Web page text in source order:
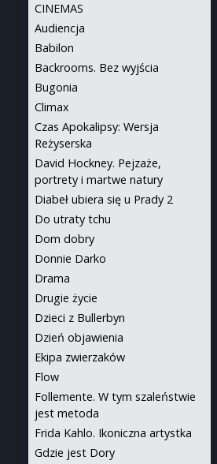
CINEMAS
Audiencja
Babilon
Backrooms. Bez wyjścia
Bugonia
Climax
Czas Apokalipsy: Wersja
Reżyserska
David Hockney. Pejzaże,
portrety i martwe natury
Diabeł ubiera się u Prady 2
Do utraty tchu
Dom dobry
Donnie Darko
Drama
Drugie życie
Dzieci z Bullerbyn
Dzień objawienia
Ekipa zwierzaków
Flow
Follemente. W tym szaleństwie
jest metoda
Frida Kahlo. Ikoniczna artystka
Gdzie jest Dory